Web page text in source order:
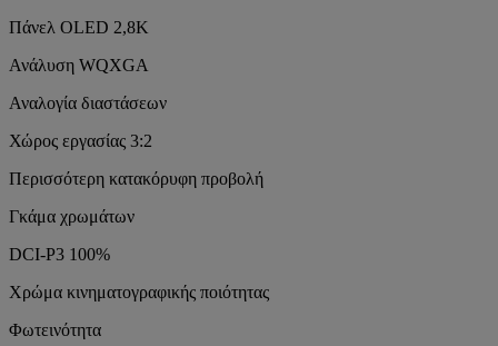
Πάνελ OLED 2,8K
Ανάλυση WQXGA
Αναλογία διαστάσεων
Χώρος εργασίας 3:2
Περισσότερη κατακόρυφη προβολή
Γκάμα χρωμάτων
DCI-P3 100%
Χρώμα κινηματογραφικής ποιότητας
Φωτεινότητα